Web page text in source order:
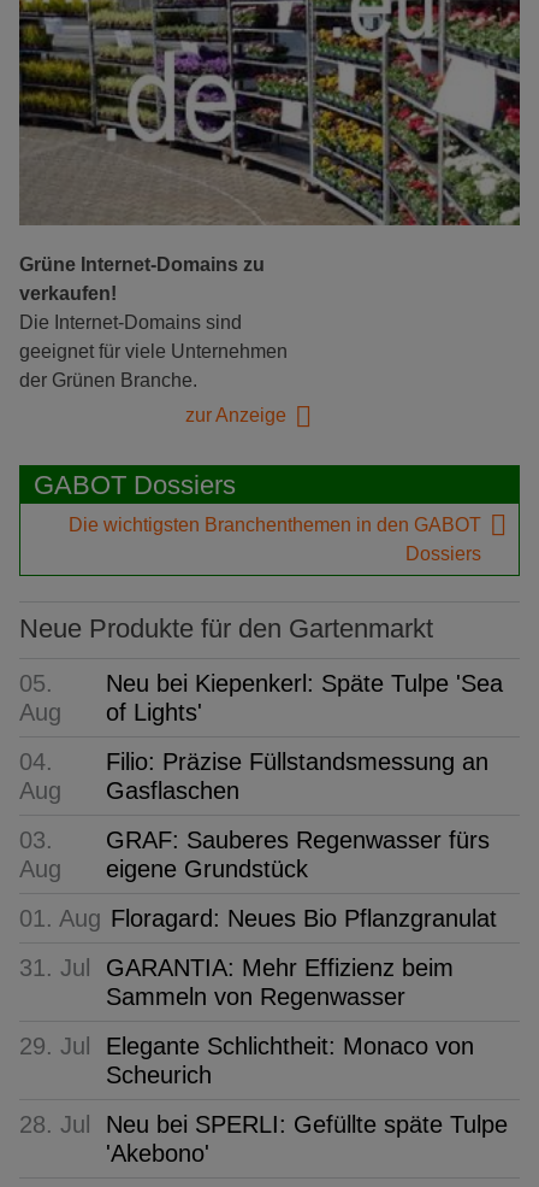
Grüne Internet-Domains zu
verkaufen!
Die Internet-Domains sind
geeignet für viele Unternehmen
der Grünen Branche.
zur Anzeige
GABOT Dossiers
Die wichtigsten Branchenthemen in den GABOT
Dossiers
Neue Produkte für den Gartenmarkt
05.
Aug
Neu bei Kiepenkerl: Späte Tulpe 'Sea
of Lights'
04.
Aug
Filio: Präzise Füllstandsmessung an
Gasflaschen
03.
Aug
GRAF: Sauberes Regenwasser fürs
eigene Grundstück
01. Aug Floragard: Neues Bio Pflanzgranulat
31. Jul
GARANTIA: Mehr Effizienz beim
Sammeln von Regenwasser
29. Jul
Elegante Schlichtheit: Monaco von
Scheurich
28. Jul
Neu bei SPERLI: Gefüllte späte Tulpe
'Akebono'